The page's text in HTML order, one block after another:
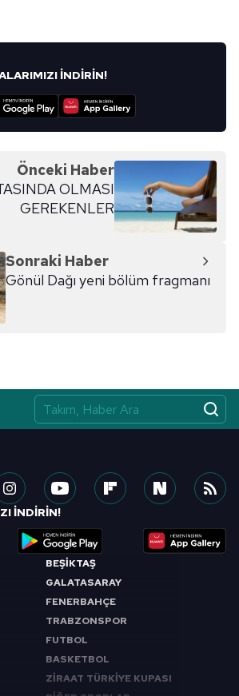
İNDİRİN!
Önceki Haber
OLMASI
GEREKENLER
Sonraki Haber
Gönül Dağı yeni bölüm fragmanı
BEŞİKTAŞ
GALATASARAY
FENERBAHÇE
TRABZONSPOR
FUTBOL
BASKETBOL
ZİRAAT TÜRKİYE KUPASI
İNDİRİN!